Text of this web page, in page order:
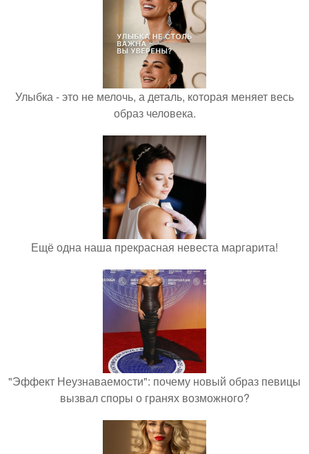
Улыбка - это не мелочь, а деталь, которая меняет весь
образ человека.
Ещё одна наша прекрасная невеста маргарита!
"Эффект Неузнаваемости": почему новый образ певицы
вызвал споры о гранях возможного?